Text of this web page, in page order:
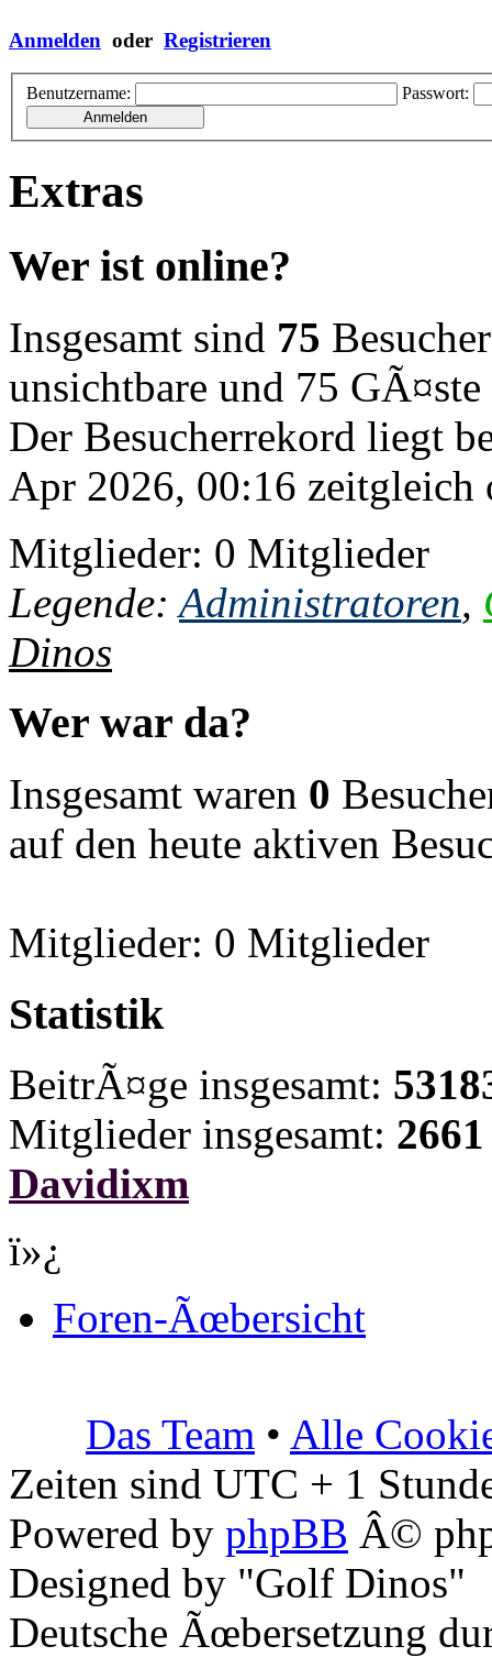
Anmelden oder Registrieren
Benutzername: Passwort:
Extras
Wer ist online?
Insgesamt sind 75
unsichtbare und 75 GÃ¤ste
Der Besucherrekord liegt
Apr 2026, 00:16 zeitgleich
Mitglieder: 0 Mitglieder
Legende: Administratoren,
Dinos
Wer war da?
Insgesamt waren 0
auf den heute aktiven
Mitglieder: 0 Mitglieder
Statistik
BeitrÃ¤ge insgesamt:
Mitglieder insgesamt: 2661
Davidixm
ï»¿
Foren-Ãœbersicht
Das Team • Alle
Zeiten sind UTC + 1
Powered by phpBB Â©
Designed by "Golf Dinos"
Deutsche Ãœbersetzung